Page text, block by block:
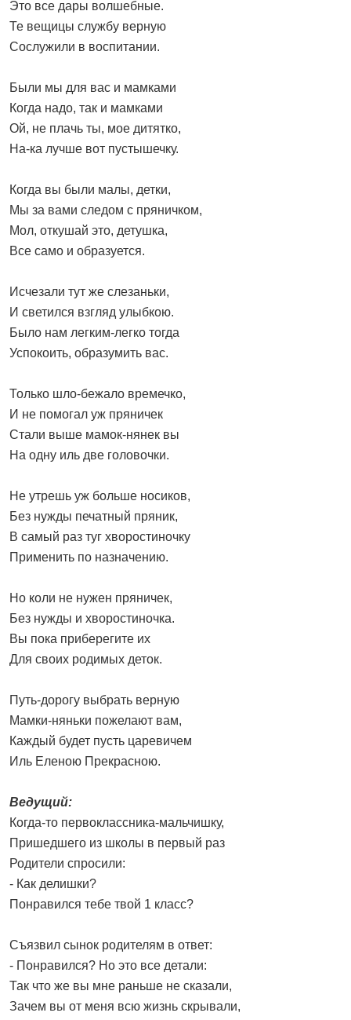
Это все дары волшебные.
Те вещицы службу верную
Сослужили в воспитании.
Были мы для вас и мамками
Когда надо, так и мамками
Ой, не плачь ты, мое дитятко,
На-ка лучше вот пустышечку.
Когда вы были малы, детки,
Мы за вами следом с пряничком,
Мол, откушай это, детушка,
Все само и образуется.
Исчезали тут же слезаньки,
И светился взгляд улыбкою.
Было нам легким-легко тогда
Успокоить, образумить вас.
Только шло-бежало времечко,
И не помогал уж пряничек
Стали выше мамок-нянек вы
На одну иль две головочки.
Не утрешь уж больше носиков,
Без нужды печатный пряник,
В самый раз туг хворостиночку
Применить по назначению.
Но коли не нужен пряничек,
Без нужды и хворостиночка.
Вы пока приберегите их
Для своих родимых деток.
Путь-дорогу выбрать верную
Мамки-няньки пожелают вам,
Каждый будет пусть царевичем
Иль Еленою Прекрасною.
Ведущий:
Когда-то первоклассника-мальчишку,
Пришедшего из школы в первый раз
Родители спросили:
- Как делишки?
Понравился тебе твой 1 класс?
Съязвил сынок родителям в ответ:
- Понравился? Но это все детали:
Так что же вы мне раньше не сказали,
Зачем вы от меня всю жизнь скрывали,